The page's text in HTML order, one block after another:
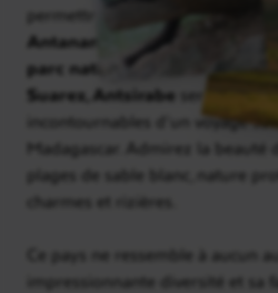
permettront de découvrir l’île du
Antananarivo, l’île de Nosy
parc national de la
Suarez, Antsirabe seront des
incontournables d’un voyage sur
Madagascar. Admirez la beauté
plages de sable blanc, nature
charmes et rizières.
Ce pays ne ressemble à aucun
impressionnante diversité et sa